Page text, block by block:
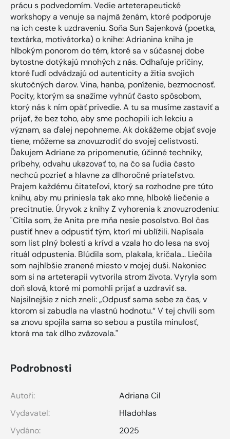
prácu s podvedomím. Vedie arteterapeutické
workshopy a venuje sa najmä ženám, ktoré podporuje
na ich ceste k uzdraveniu. Soňa Sun Sajenková (poetka,
textárka, motivátorka) o knihe: Adrianina kniha je
hlbokým ponorom do tém, ktoré sa v súčasnej dobe
bytostne dotýkajú mnohých z nás. Odhaľuje príčiny,
ktoré ľudí odvádzajú od autenticity a žitia svojich
skutočných darov. Vina, hanba, poníženie, bezmocnosť.
Pocity, ktorým sa snažíme vyhnúť často spôsobom,
ktorý nás k ním opäť privedie. A tu sa musíme zastaviť a
prijať, že bez toho, aby sme pochopili ich lekciu a
význam, sa ďalej nepohneme. Ak dokážeme objať svoje
tiene, môžeme sa znovuzrodiť do svojej celistvosti.
Ďakujem Adriane za pripomenutie, účinné techniky,
príbehy, odvahu ukazovať to, na čo sa ľudia často
nechcú pozrieť a hlavne za dlhoročné priateľstvo.
Prajem každému čitateľovi, ktorý sa rozhodne pre túto
knihu, aby mu priniesla tak ako mne, hlboké liečenie a
precitnutie. Úryvok z knihy Z vyhorenia k znovuzrodeniu:
"Cítila som, že Anita pre mňa nesie posolstvo. Bol čas
pustiť hnev a odpustiť tým, ktorí mi ublížili. Napísala
som list plný bolesti a krívd a vzala ho do lesa na svoj
rituál odpustenia. Blúdila som, plakala, kričala… Liečila
som najhlbšie zranené miesto v mojej duši. Nakoniec
som si na arteterapii vytvorila strom života. Vyryla som
doň slová, ktoré mi pomohli prijať a uzdraviť sa.
Najsilnejšie z nich zneli: „Odpusť sama sebe za čas, v
ktorom si zabudla na vlastnú hodnotu.“ V tej chvíli som
sa znovu spojila sama so sebou a pustila minulosť,
ktorá ma tak dlho zväzovala."
Podrobnosti
Autoři:
Adriana Cil
Vydavatel:
Hladohlas
Vydáno:
2025